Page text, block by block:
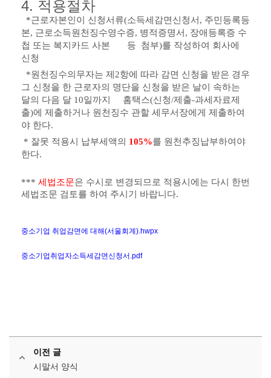
4. 적용절차
*근로자본인이 신청서류(소득세감면신청서 , 주민등록등
본, 근로소득원천징수영수증, 병적증명서 , 장애등록증 수
첩 또는 복지카드 사본 등 첨부)를 작성하여 회사에
신청
*원천징수의무자는 제 2항에 따라 감면 신청을 받은 경우
그 신청을 한 근로자의 명단을 신청을 받은 날이 속하는
달의 다음 달 10일까지 홈택스(신청/제출-과세자료제
출)에 제출하거나 원천징수 관할 세무서장에게 제출하여
야 한다.
* 잘못 적용시 납부세액의 105%를 원천추징납부하여야
한다.
*** 세법조문은 수시로 변경되므로 적용시에는 다시 한번
세법조문 검토를 하여 주시기 바랍니다.
중소기업 취업감면에 대해(서울회계).hwpx
중소기업취업자소득세감면신청서.pdf
이전 글
시말서 양식